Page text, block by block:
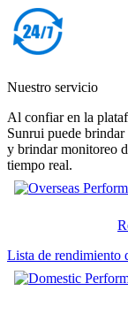
Nuestro servicio
Al confiar en la
Sunrui puede brindar
y brindar monitoreo
tiempo real.
Lista de rendimiento